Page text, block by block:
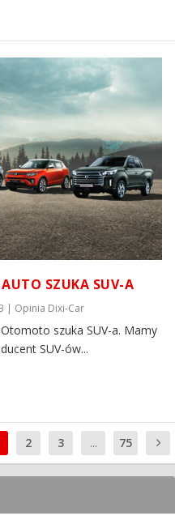
SZUKA SUV-A
| Opinia Dixi-Car
szuka SUV-a. Mamy
SUV-ów...
2 3 ... 75